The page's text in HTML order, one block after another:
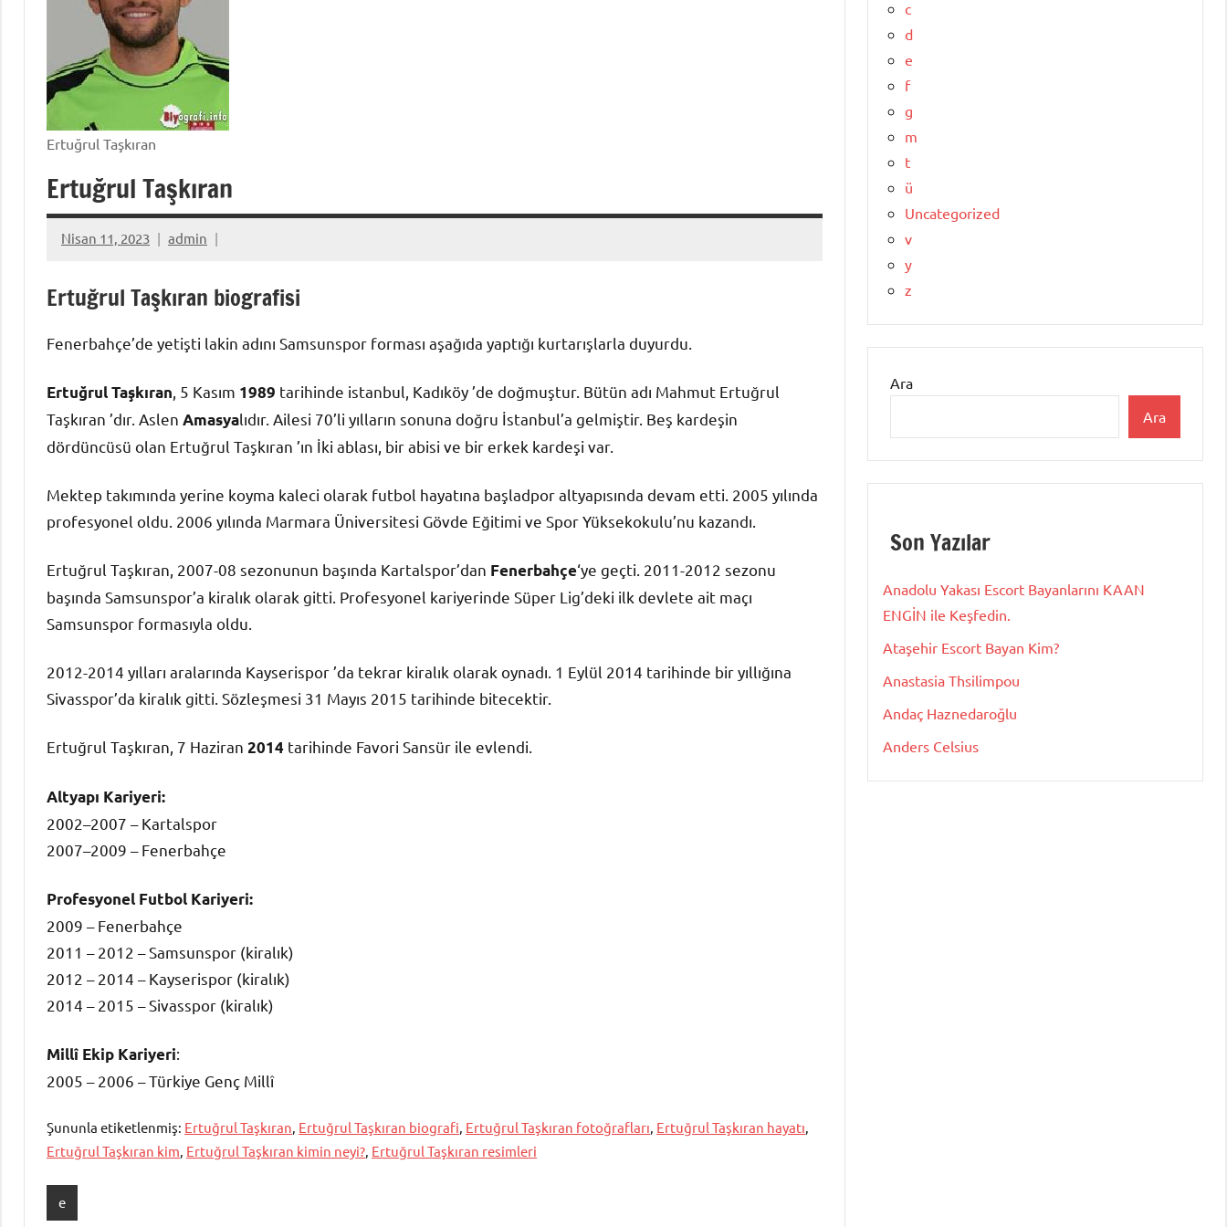
Ertuğrul Taşkıran
Ertuğrul Taşkıran
Nisan 11, 2023 admin
Ertuğrul Taşkıran biografisi
Fenerbahçe’de yetişti lakin adını Samsunspor forması aşağıda yaptığı kurtarışlarla duyurdu.
Ertuğrul Taşkıran , 5 Kasım 1989 tarihinde istanbul, Kadıköy ’de doğmuştur. Bütün adı Mahmut Ertuğrul
Taşkıran ’dır. Aslen Amasyalıdır. Ailesi 70’li yılların sonuna doğru İstanbul’a gelmiştir. Beş kardeşin
dördüncüsü olan Ertuğrul Taşkıran ’ın İki ablası, bir abisi ve bir erkek kardeşi var.
Mektep takımında yerine koyma kaleci olarak futbol hayatına başladpor altyapısında devam etti. 2005 yılında
profesyonel oldu. 2006 yılında Marmara Üniversitesi Gövde Eğitimi ve Spor Yüksekokulu’nu kazandı.
Ertuğrul Taşkıran, 2007-08 sezonunun başında Kartalspor’dan Fenerbahçe‘ye geçti. 2011-2012 sezonu
başında Samsunspor’a kiralık olarak gitti. Profesyonel kariyerinde Süper Lig’deki ilk devlete ait maçı
Samsunspor formasıyla oldu.
2012-2014 yılları aralarında Kayserispor ’da tekrar kiralık olarak oynadı. 1 Eylül 2014 tarihinde bir yıllığına
Sivasspor’da kiralık gitti. Sözleşmesi 31 Mayıs 2015 tarihinde bitecektir.
Ertuğrul Taşkıran, 7 Haziran 2014 tarihinde Favori Sansür ile evlendi.
Altyapı Kariyeri:
2002–2007 – Kartalspor
2007–2009 – Fenerbahçe
Profesyonel Futbol Kariyeri:
2009 – Fenerbahçe
2011 – 2012 – Samsunspor (kiralık)
2012 – 2014 – Kayserispor (kiralık)
2014 – 2015 – Sivasspor (kiralık)
Millî Ekip Kariyeri:
2005 – 2006 – Türkiye Genç Millî
Şununla etiketlenmiş: Ertuğrul Taşkıran, Ertuğrul Taşkıran biografi, Ertuğrul Taşkıran fotoğrafları, Ertuğrul Taşkıran hayatı,
Ertuğrul Taşkıran kim, Ertuğrul Taşkıran kimin neyi?, Ertuğrul Taşkıran resimleri
e
c
d
e
f
g
m
t
ü
Uncategorized
v
y
z
Ara
Ara
Son Yazılar
Anadolu Yakası Escort Bayanlarını KAAN
ENGİN ile Keşfedin.
Ataşehir Escort Bayan Kim?
Anastasia Thsilimpou
Andaç Haznedaroğlu
Anders Celsius